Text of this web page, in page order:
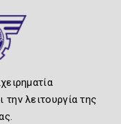
λειτουργία της